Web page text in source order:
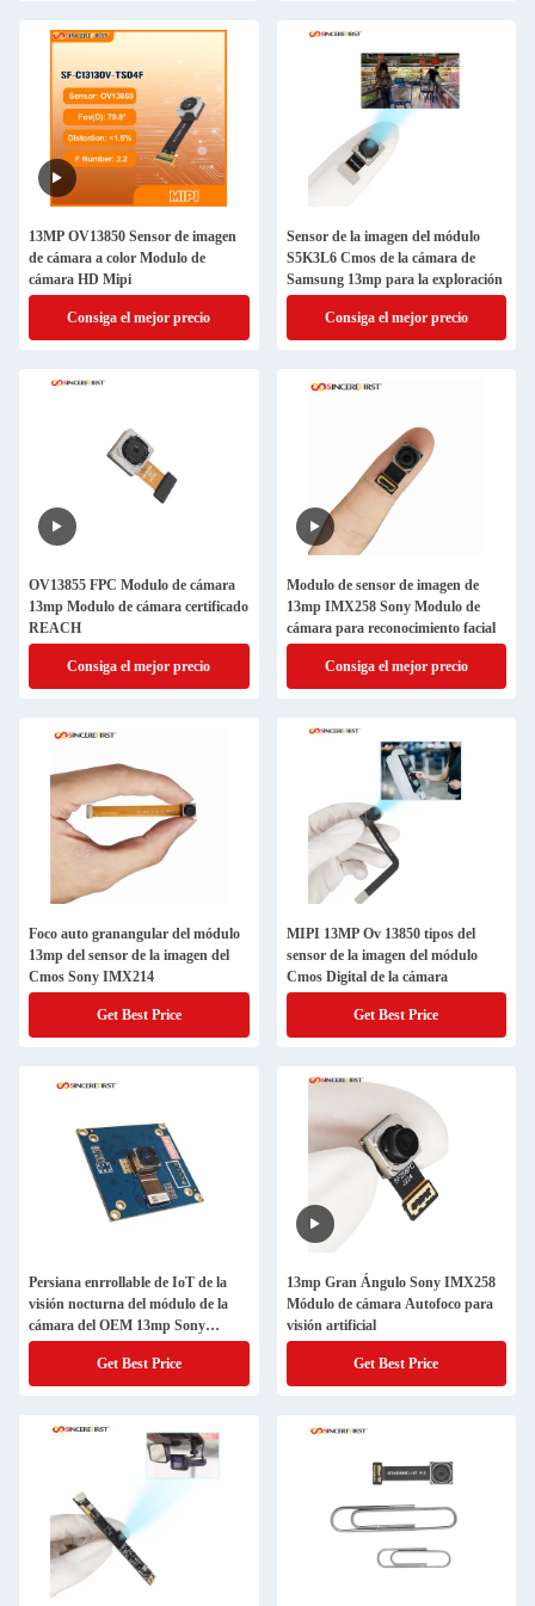
13MP OV13850 Sensor de imagen
de cámara a color Modulo de
cámara HD Mipi
Consiga el mejor precio
Sensor de la imagen del módulo
S5K3L6 Cmos de la cámara de
Samsung 13mp para la exploración
Consiga el mejor precio
OV13855 FPC Modulo de cámara
13mp Modulo de cámara certificado
REACH
Consiga el mejor precio
Modulo de sensor de imagen de
13mp IMX258 Sony Modulo de
cámara para reconocimiento facial
Consiga el mejor precio
Foco auto granangular del módulo
13mp del sensor de la imagen del
Cmos Sony IMX214
Get Best Price
MIPI 13MP Ov 13850 tipos del
sensor de la imagen del módulo
Cmos Digital de la cámara
Get Best Price
Persiana enrrollable de IoT de la
visión nocturna del módulo de la
cámara del OEM 13mp Sony
IMX214 USB
Get Best Price
13mp Gran Ángulo Sony IMX258
Módulo de cámara Autofoco para
visión artificial
Get Best Price